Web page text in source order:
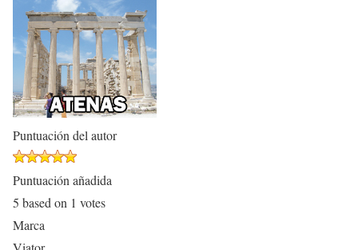
Puntuación del autor
Puntuación añadida
5 based on 1 votes
Marca